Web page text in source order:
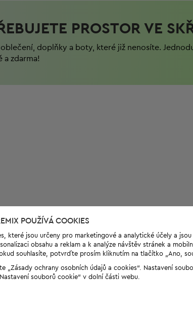
PROSTOR VE
doplňky a boty, které již nenosíte.
a zdarma!
POUŽÍVÁ COOKIES
které jsou určeny pro marketingové a analytické účely a
obsahu a reklam a k analýze návštěv stránek a
souhlasíte, potvrďte prosím kliknutím na tlačítko „Ano,
„Zásady ochrany osobních údajů a cookies“. Nastavení
souborů cookie“ v dolní části webu.